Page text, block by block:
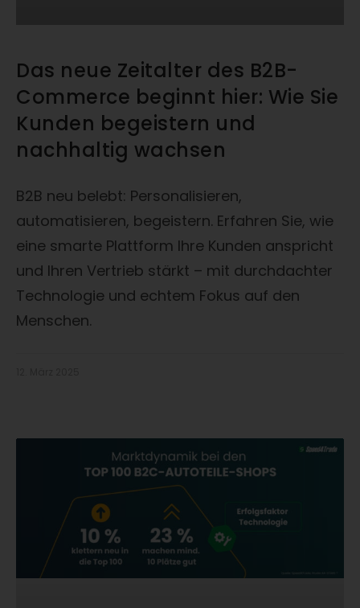
Das neue Zeitalter des B2B-
Commerce beginnt hier: Wie Sie
Kunden begeistern und
nachhaltig wachsen
B2B neu belebt: Personalisieren,
automatisieren, begeistern. Erfahren Sie, wie
eine smarte Plattform Ihre Kunden anspricht
und Ihren Vertrieb stärkt – mit durchdachter
Technologie und echtem Fokus auf den
Menschen.